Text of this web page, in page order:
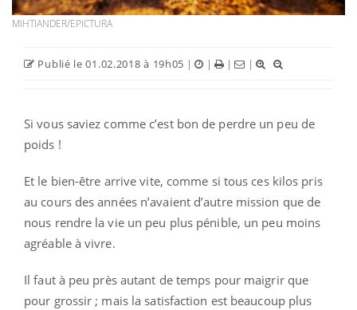
MIHTIANDER/EPICTURA
Publié le 01.02.2018 à 19h05 | | | |
Si vous saviez comme c’est bon de perdre un peu de
poids !
Et le bien-être arrive vite, comme si tous ces kilos pris
au cours des années n’avaient d’autre mission que de
nous rendre la vie un peu plus pénible, un peu moins
agréable à vivre.
Il faut à peu près autant de temps pour maigrir que
pour grossir ; mais la satisfaction est beaucoup plus